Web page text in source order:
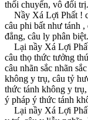
thối chuyển, vô đối trị.
Nầy Xá Lợi Phất !
câu phi bất như tánh
đẳng, câu ly phân biệt.
Lại nầy Xá Lợi
câu thọ thức tưởng
câu nhãn sắc nhãn
không y trụ, câu tỷ
thức tánh không y
ý pháp ý thức tánh
Lại nầy Xá Lợi Phất